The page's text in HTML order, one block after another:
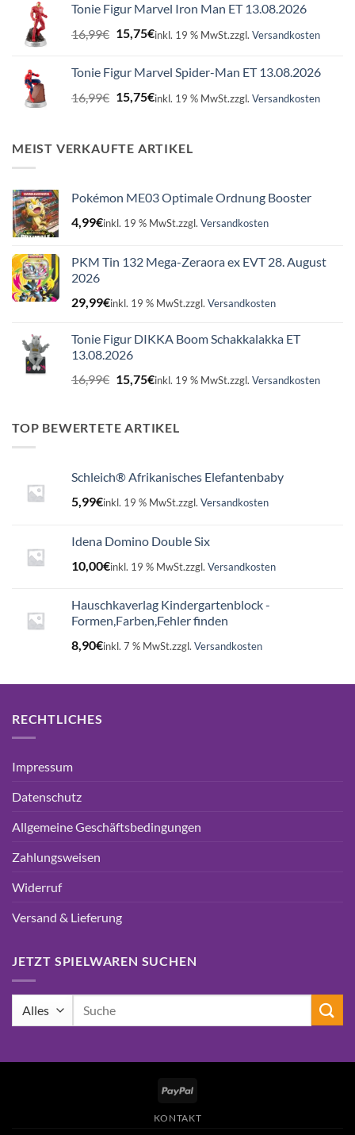
16,99€15,75€.
Tonie Figur Marvel Iron Man ET 13.08.2026
16,99€ Ursprünglicher
16,99€
15,75€Aktueller
15,75€.
inkl. 19 % MwSt.zzgl. Versandkosten
Tonie Figur Marvel Spider-Man ET 13.08.2026
16,99€ Ursprünglicher
16,99€
15,75€Aktueller
15,75€.
inkl. 19 % MwSt.zzgl. Versandkosten
MEIST VERKAUFTE ARTIKEL
Pokémon ME03 Optimale Ordnung Booster
4,99€inkl. 19 % MwSt.zzgl. Versandkosten
PKM Tin 132 Mega-Zeraora ex EVT 28. August
2026
29,99€inkl. 19 % MwSt.zzgl. Versandkosten
Tonie Figur DIKKA Boom Schakkalakka ET
13.08.2026
16,99€ Ursprünglicher
Preis
16,99€
15,75€Aktueller
15,75€.
inkl. 19 % MwSt.zzgl. Versandkosten
TOP BEWERTETE ARTIKEL
Schleich® Afrikanisches Elefantenbaby
5,99€inkl. 19 % MwSt.zzgl. Versandkosten
Idena Domino Double Six
10,00€inkl. 19 % MwSt.zzgl. Versandkosten
Hauschkaverlag Kindergartenblock -
Formen,Farben,Fehler finden
8,90€inkl. 7 % MwSt.zzgl. Versandkosten
RECHTLICHES
Impressum
Datenschutz
Allgemeine Geschäftsbedingungen
Zahlungsweisen
Widerruf
Versand & Lieferung
JETZT SPIELWAREN SUCHEN
PayPal
KONTAKT